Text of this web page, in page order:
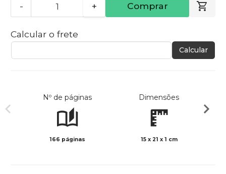
- + Comprar
Calcular o frete
Calcular
Nº de páginas
166 páginas
Dimensões
15 x 21 x 1 cm